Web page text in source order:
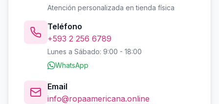
Atención personalizada en tienda física
Teléfono
+593 2 256 6789
Lunes a Sábado: 9:00 - 18:00
WhatsApp
Email
info@ropaamericana.online